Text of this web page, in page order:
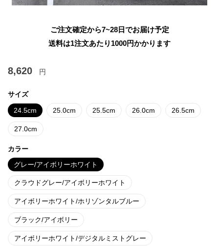
ご注文確定から7~28日でお届け予定
送料は1注文あたり 1000円かかります
8,620 円
サイズ
24.5cm 25.0cm 25.5cm 26.0cm 26.5cm
27.0cm
カラー
グレー/アイボリーホワイト
クラウドグレー/アイボリーホワイト
アイボリーホワイト/ホリゾンタルブルー
ブラック/アイボリー
アイボリーホワイト/デジタルミストグレー